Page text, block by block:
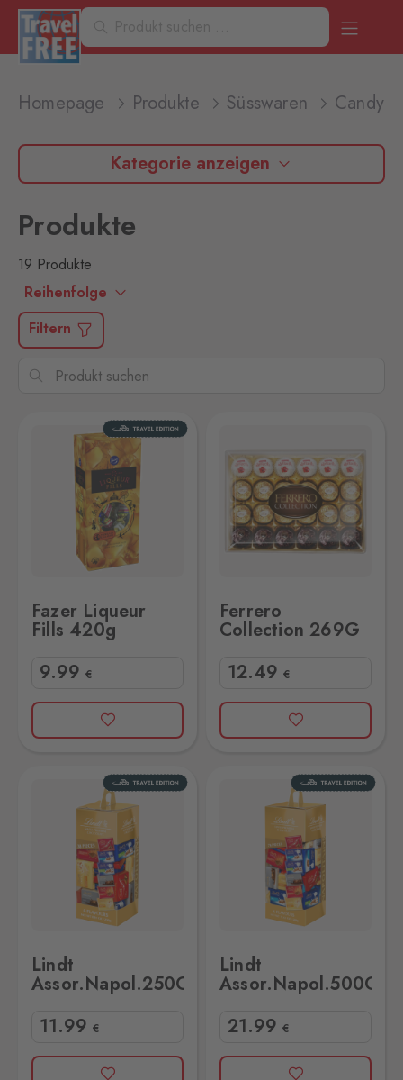
Homepage Produkte Süsswaren Candy-
Kategorie anzeigen
Produkte
19 Produkte
Reihenfolge
Filtern
Fazer Liqueur
Fills 420g
9.99 €
Ferrero
Collection 269G
12.49 €
Ferrero Collection 269G
Lindt
Assor.Napol.250G
11.99 €
Lindt
Assor.Napol.500G
21.99 €
Lindt Assor.Napol.500G